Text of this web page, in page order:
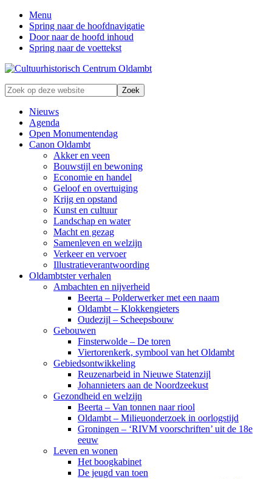
Menu
Spring naar de hoofdnavigatie
Door naar de hoofd inhoud
Spring naar de voettekst
Zonder
verleden
geen
toekomst
Zoek
op
deze
website
Nieuws
Agenda
Open Monumentendag
Canon Oldambt
Akker en veen
Bouwstijl en bewoning
Economie en handel
Geloof en overtuiging
Krijg en opstand
Kunst en cultuur
Landschap en water
Macht en gezag
Samenleven en welzijn
Verkeer en vervoer
Illustratieverantwoording
Oldambtster verhalen
Ambachten en nijverheid
Beerta – Polderwerker met een naam
Oldambt – Klokkengieters
Oudezijl – Scheepsbouw
Gebouwen
Finsterwolde – De toren
Viertorenkerk, symbool van het Oldambt
Gebiedsontwikkeling
Reuzenarbeid in Nieuwe Statenzijl
Johannieters aan de Noordzeekust
Gezondheid en welzijn
Beerta – Van tonnen naar riool
Oldambt – Milieuonderzoek in oorlogstijd
Groningen – ‘RIVM voorschriften’ uit de 18e
eeuw
Leven en wonen
Het boogkabinet
De jeugd van toen